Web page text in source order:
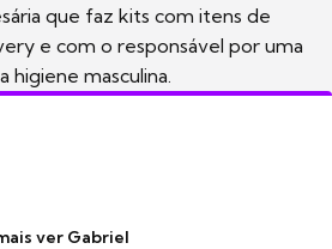
que faz kits com itens de
e com o responsável por uma
higiene masculina.
ver Gabriel